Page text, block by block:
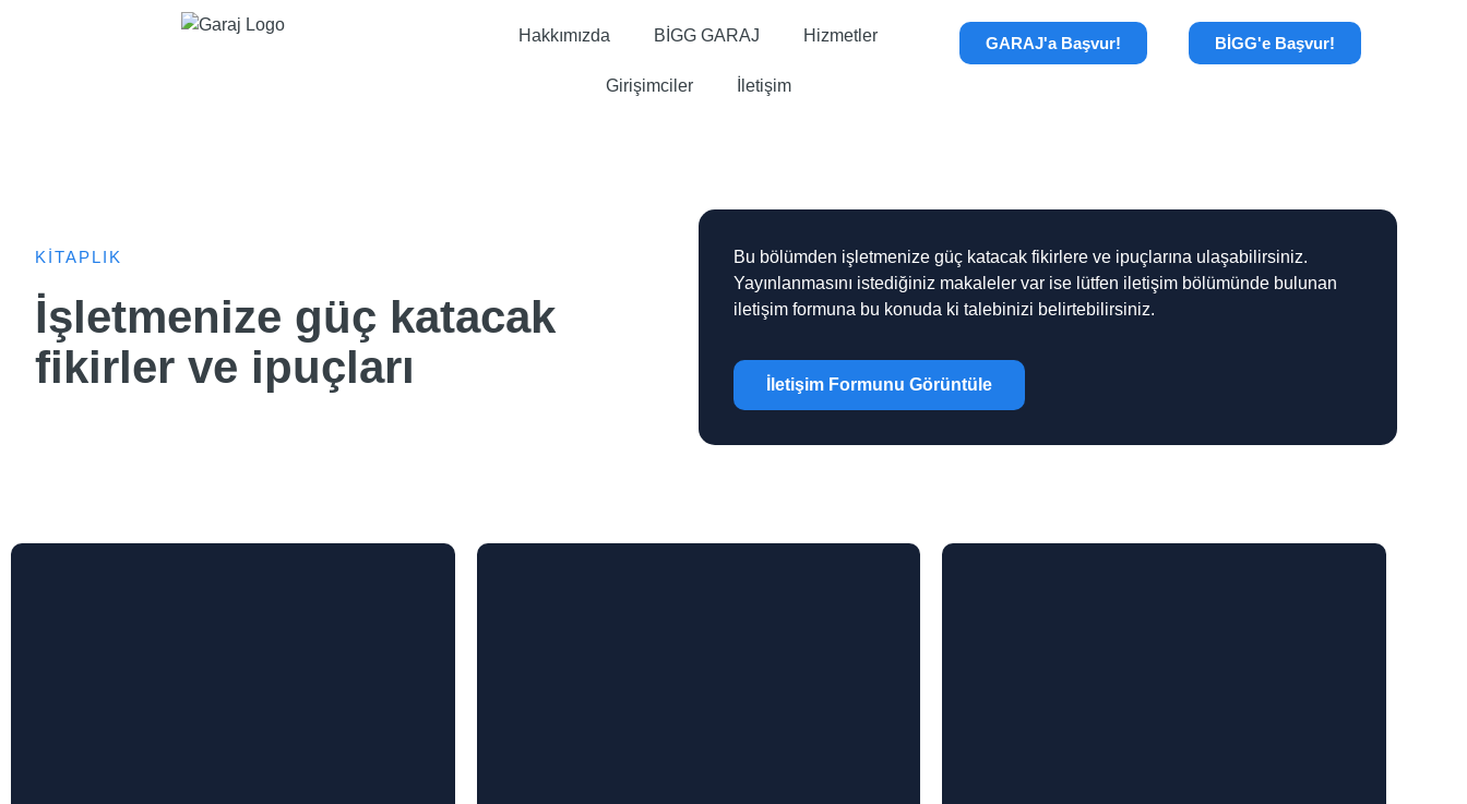
Hakkımızda BİGG GARAJ Hizmetler
Girişimciler İletişim
GARAJ'a Başvur! BİGG'e Başvur!
KİTAPLIK
İşletmenize güç katacak
fikirler ve ipuçları
Bu bölümden işletmenize güç katacak fikirlere ve ipuçlarına ulaşabilirsiniz.
Yayınlanmasını istediğiniz makaleler var ise lütfen iletişim bölümünde bulunan
iletişim formuna bu konuda ki talebinizi belirtebilirsiniz.
İletişim Formunu Görüntüle